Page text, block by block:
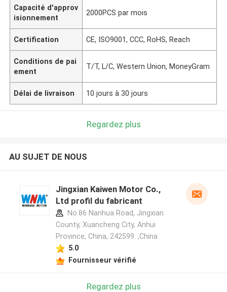
Capacité d'approv
isionnement
2000PCS par mois
Certification CE, ISO9001, CCC, RoHS, Reach
Conditions de pai
ement
T/T, L/C, Western Union, MoneyGram
Délai de livraison 10 jours à 30 jours
Regardez plus
AU SUJET DE NOUS
Jingxian Kaiwen Motor Co.,
Ltd profil du fabricant
No.86 Nanhua Road, Jingxian
County, Xuancheng City, Anhui
Province, China, 242599. ,China
5.0
Fournisseur vérifié
Regardez plus